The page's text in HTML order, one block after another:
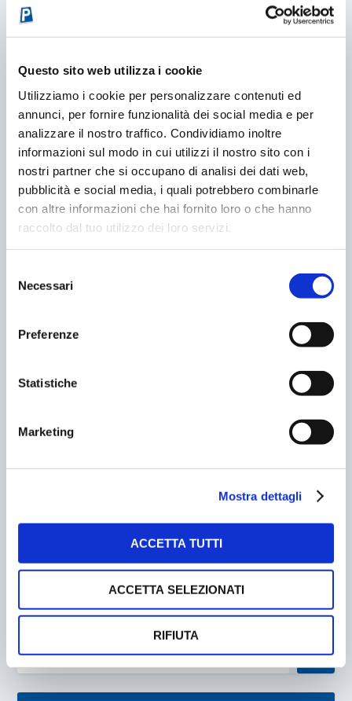
Questo sito web utilizza i cookie
Utilizziamo i cookie per personalizzare contenuti ed
annunci, per fornire funzionalità dei social media e per
analizzare il nostro traffico. Condividiamo inoltre
informazioni sul modo in cui utilizzi il nostro sito con i
nostri partner che si occupano di analisi dei dati web,
pubblicità e social media, i quali potrebbero combinarle
con altre informazioni che hai fornito loro o che hanno
raccolto dal tuo utilizzo dei loro servizi.
delNecessari
Preferenze
Statistiche
Marketing
Mostra dettagli
ACCETTA TUTTI
ACCETTA SELEZIONATI
RIFIUTA
SULLA SOSTA
AUTO DEL CAR SHARING
25/11/2010